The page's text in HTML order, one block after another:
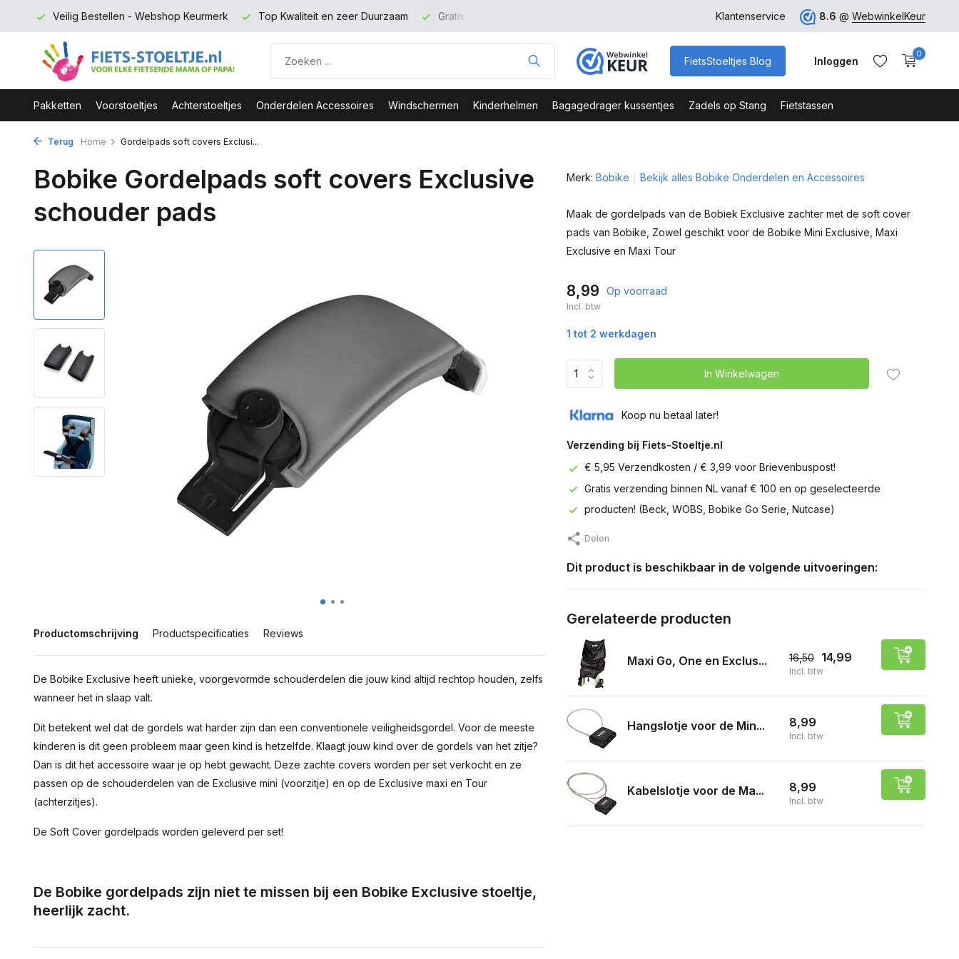
Veilig Bestellen - Webshop Keurmerk Top Kwaliteit en zeer Duurzaam Gratis verzending binnen NL vanaf 100 euro Veilig Bestellen - Webshop Keurmerk
Klantenservice 8.6 @ WebwinkelKeur
FietsStoeltjes Blog Inloggen
0
Pakketten Voorstoeltjes Achterstoeltjes Onderdelen Accessoires Windschermen Kinderhelmen Bagagedrager kussentjes Zadels op Stang Fietstassen
Terug Home Gordelpads soft covers Exclusi...
Bobike Gordelpads soft covers Exclusive
schouder pads
Productomschrijving Productspecificaties Reviews
De Bobike Exclusive heeft unieke, voorgevormde schouderdelen die jouw kind altijd rechtop houden, zelfs
wanneer het in slaap valt.
Dit betekent wel dat de gordels wat harder zijn dan een conventionele veiligheidsgordel. Voor de meeste
kinderen is dit geen probleem maar geen kind is hetzelfde. Klaagt jouw kind over de gordels van het zitje?
Dan is dit het accessoire waar je op hebt gewacht. Deze zachte covers worden per set verkocht en ze
passen op de schouderdelen van de Exclusive mini (voorzitje) en op de Exclusive maxi en Tour
(achterzitjes).
De Soft Cover gordelpads worden geleverd per set!
De Bobike gordelpads zijn niet te missen bij een Bobike Exclusive stoeltje,
heerlijk zacht.
Merk: Bobike Bekijk alles Bobike Onderdelen en Accessoires
Maak de gordelpads van de Bobiek Exclusive zachter met de soft cover
pads van Bobike, Zowel geschikt voor de Bobike Mini Exclusive, Maxi
Exclusive en Maxi Tour
8,99 Op voorraad
Incl. btw
1 tot 2 werkdagen
In Winkelwagen
Koop nu betaal later!
Verzending bij Fiets-Stoeltje.nl
€ 5,95 Verzendkosten / € 3,99 voor Brievenbuspost!
Gratis verzending binnen NL vanaf € 100 en op geselecteerde
producten! (Beck, WOBS, Bobike Go Serie, Nutcase)
Delen
Dit product is beschikbaar in de volgende uitvoeringen:
Gerelateerde producten
Maxi Go, One en Exclus... 16,50 14,99
Incl. btw
Hangslotje voor de Min... 8,99
Incl. btw
Kabelslotje voor de Ma... 8,99
Incl. btw